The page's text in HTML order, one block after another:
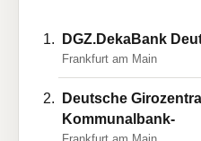
DGZ.DekaBank
Frankfurt am Main
Deutsche
Kommunalbank-